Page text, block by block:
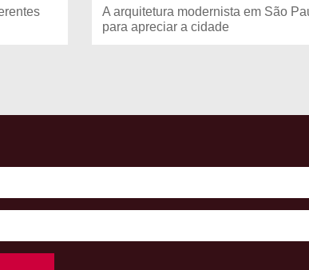
A arquitetura modernista em São
para apreciar a cidade